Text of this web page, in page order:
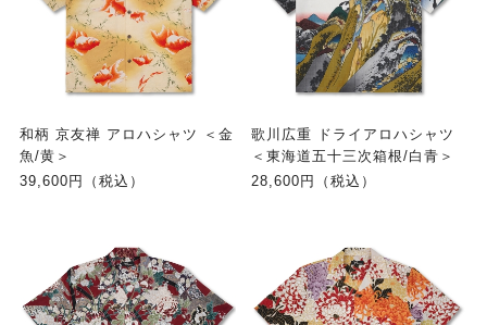
和柄 京友禅 アロハシャツ ＜金
魚/黄＞
39,600円（税込）
歌川広重 ドライアロハシャツ
＜東海道五十三次箱根/白青＞
28,600円（税込）